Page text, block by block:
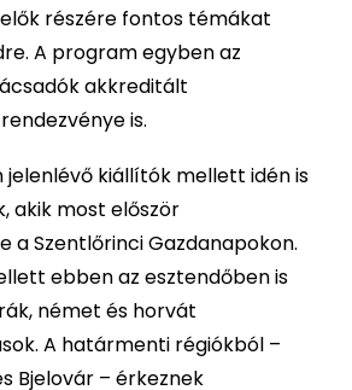
részére fontos témákat
A program egyben az
akkreditált
is.
jelenlévő kiállítók mellett idén is
akik most először
a Szentlőrinci Gazdanapokon.
ebben az esztendőben is
német és horvát
A határmenti régiókból –
Bjelovár – érkeznek